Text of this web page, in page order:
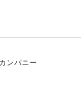
ンパニー